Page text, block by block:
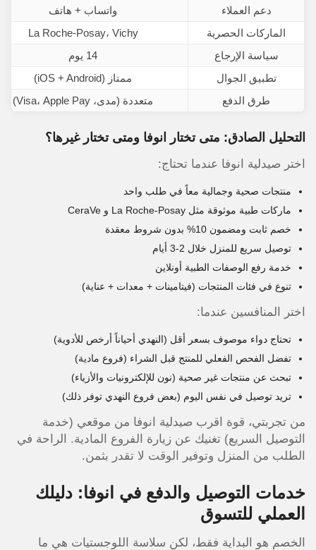
دعم العملاء
واتساب + هاتف
الماركات الحصرية
La Roche-Posay، Vichy
سياسة الإرجاع
14 يوم
تطبيق الجوال
ممتاز (iOS + Android)
طرق الدفع
متعددة (مدى، Visa، Apple Pay)
التحليل الصادق: متى تختار انوفا ومتى تختار غيرها؟
اختر صيدلية انوفا عندما تحتاج:
منتجات صحية وجمالية معاً في طلب واحد
ماركات طبية موثوقة مثل La Roche-Posay و CeraVe
خصم ثابت ومضمون 10% بدون شروط معقدة
توصيل سريع للمنزل خلال 2-3 أيام
خدمة رفع الوصفات الطبية أونلاين
تنوع في فئات المنتجات (فيتامينات + معدات + عناية)
اختر المنافسين عندما:
تحتاج دواء موصوف بسعر أقل (النهدي أحياناً أرخص للأدوية)
تفضل الفحص الفعلي للمنتج قبل الشراء (فروع مادية)
تبحث عن منتجات غير صحية (نون للإلكترونيات والأزياء)
تريد توصيل في نفس اليوم (بعض فروع النهدي توفر ذلك)
من تجربتي، قوة اقرب صيدلية انوفا من موقعي (خدمة
التوصيل السريع) تغنيك عن زيارة الفروع المادية. الراحة في
الطلب من المنزل وتوفير الوقت لا تقدر بثمن.
خدمات التوصيل والدفع في انوفا: دليلك
العملي للتسوق
الخصم هو البداية فقط، لكن سلاسة اللوجستيات هي ما